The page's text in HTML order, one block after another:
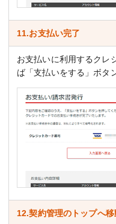
11.お支払い完了
お支払いに利用するクレ
ば「支払いをする」ボタ
12.契約管理のトップへ移